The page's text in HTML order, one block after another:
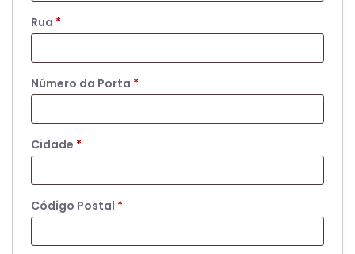
Rua *
Número da Porta *
Cidade *
Código Postal *